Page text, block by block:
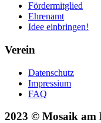
Fördermitglied
Ehrenamt
Idee einbringen!
Verein
Datenschutz
Impressium
FAQ
2023 © Mosaik am